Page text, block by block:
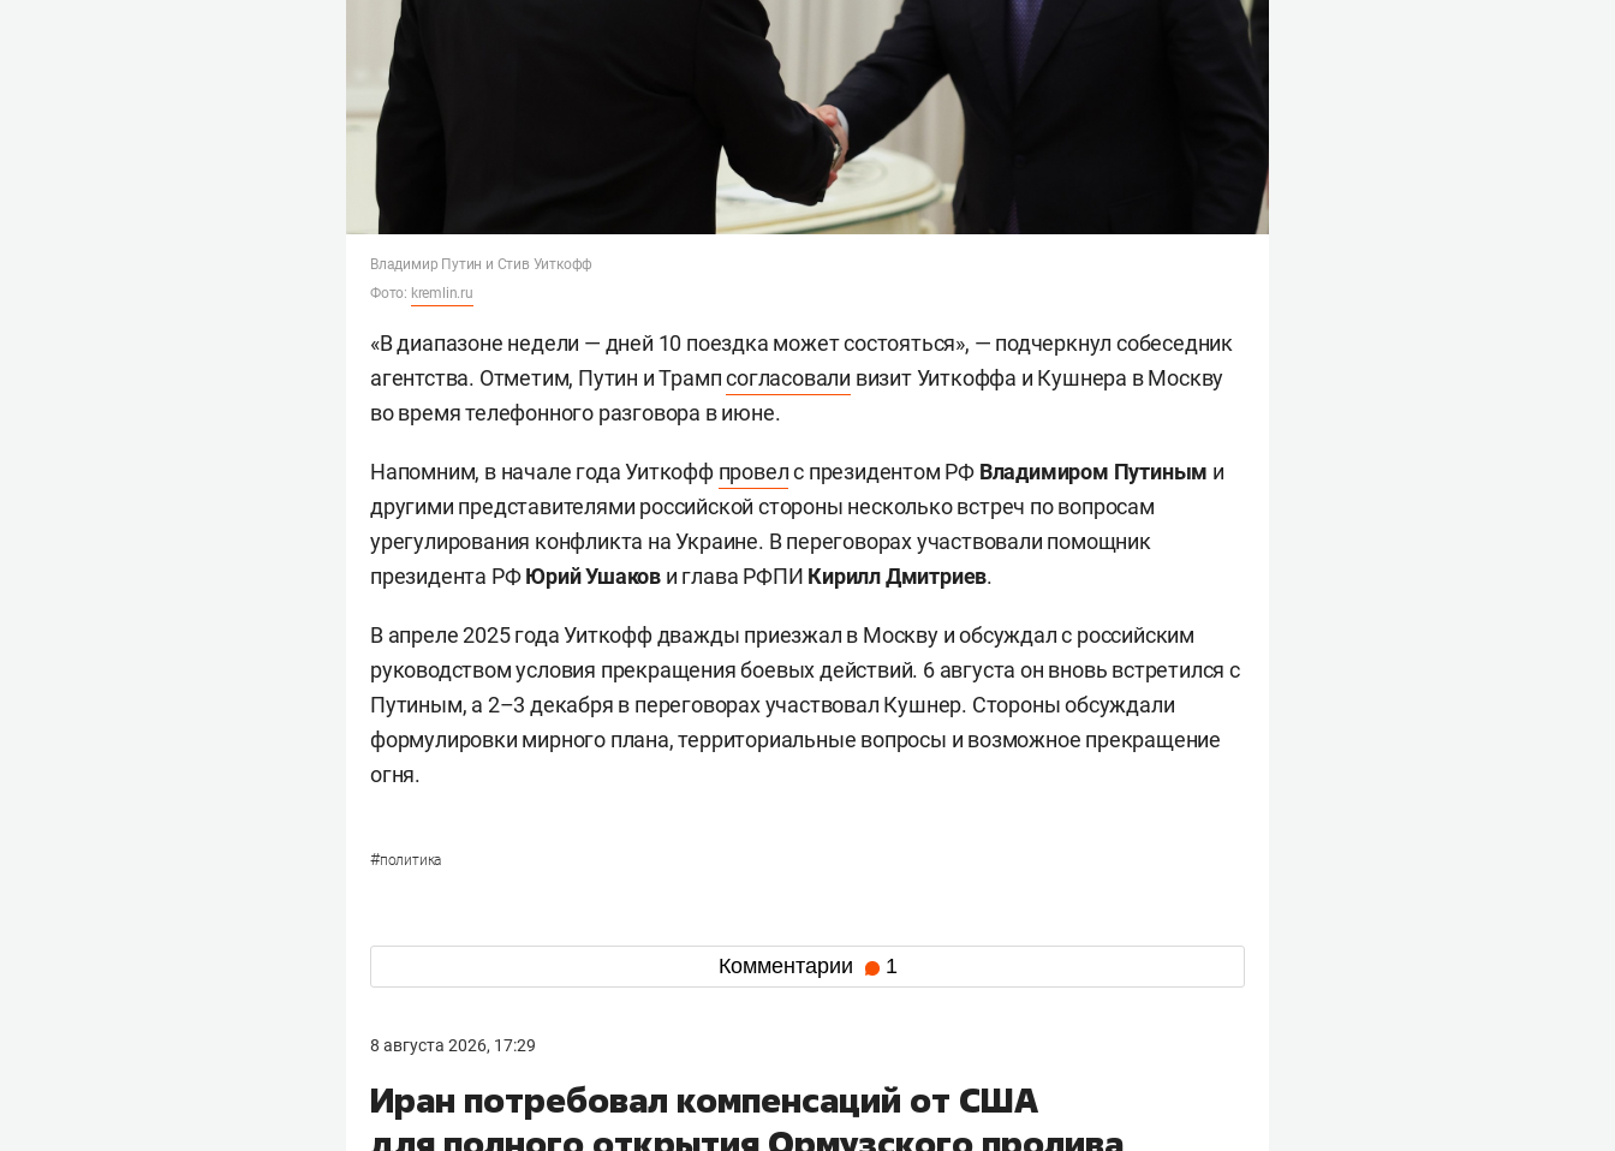
Владимир Путин и Стив Уиткофф
Фото: kremlin.ru
«В диапазоне недели — дней 10 поездка может состояться», — подчеркнул собеседник
агентства. Отметим, Путин и Трампсогласовали визит Уиткоффа и Кушнера в Москву
во время телефонного разговора в июне.
Напомним, в начале года Уиткофф провелс президентом РФ Владимиром Путиным и
другими представителями российской стороны несколько встреч по вопросам
урегулирования конфликта на Украине. В переговорах участвовали помощник
президента РФЮрий Ушаков и глава РФПИ Кирилл Дмитриев.
В апреле 2025 года Уиткофф дважды приезжал в Москву и обсуждал с российским
руководством условия прекращения боевых действий. 6 августа он вновь встретился с
Путиным, а 2–3 декабря в переговорах участвовал Кушнер. Стороны обсуждали
формулировки мирного плана, территориальные вопросы и возможное прекращение
огня.
#политика
Комментарии 1
8 августа 2026, 17:29
Иран потребовал компенсаций от США